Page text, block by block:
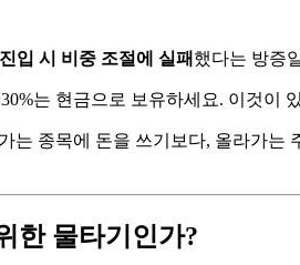
입 시 비중 조절에 실패 했다는 방증
는 현금으로 보유하세요. 이것이
는 종목에 돈을 쓰기보다, 올라가는
한 물타기인가?